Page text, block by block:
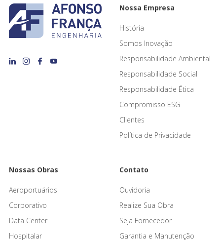
Nossa Empresa
História
Somos Inovação
Responsabilidade Ambiental
Responsabilidade Social
Responsabilidade Ética
Compromisso ESG
Clientes
Política de Privacidade
Nossas Obras
Aeroportuários
Corporativo
Data Center
Hospitalar
Contato
Ouvidoria
Realize Sua Obra
Seja Fornecedor
Garantia e Manutenção